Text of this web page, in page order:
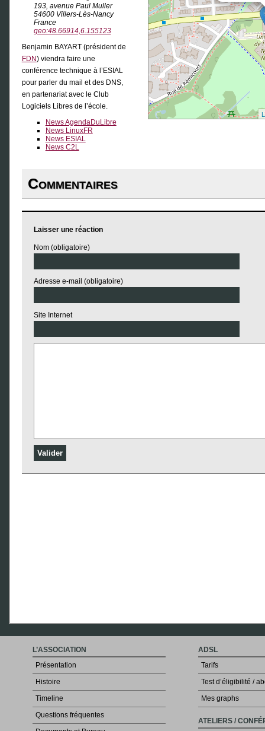
193, avenue Paul Muller
54600 Villers-Lès-Nancy
France
geo:48.66914,6.155123
Benjamin BAYART (président de
FDN) viendra faire une
conférence technique à l’ESIAL
pour parler du mail et des DNS,
en partenariat avec le Club
Logiciels Libres de l’école.
News AgendaDuLibre
News LinuxFR
News ESIAL
News C2L
Commentaires
Laisser une réaction
Nom (obligatoire)
Adresse e-mail (obligatoire)
Site Internet
L’ASSOCIATION
Présentation
Histoire
Timeline
Questions fréquentes
ADSL
Tarifs
Test d’éligibilité /
Mes graphs
ATELIERS /